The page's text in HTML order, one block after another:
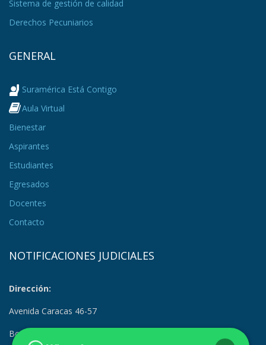
Sistema de gestión de calidad
Derechos Pecuniarios
GENERAL
Suramérica Está Contigo
Aula Virtual
Bienestar
Aspirantes
Estudiantes
Egresados
Docentes
Contacto
NOTIFICACIONES JUDICIALES
Dirección:
Avenida Caracas 46-57
Bogotá, Colombia